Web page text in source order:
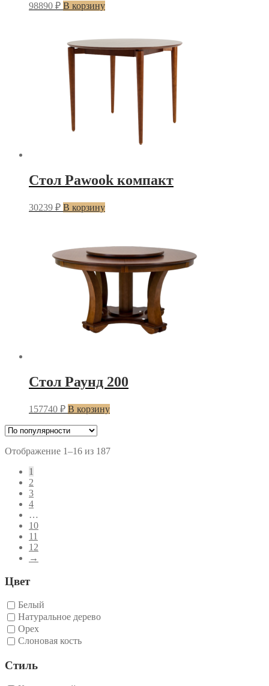
98890 ₽ В корзину
Стол Pawook компакт
30239 ₽ В корзину
Стол Раунд 200
157740 ₽ В корзину
Отображение 1–16 из 187Сортировка:
1
2
3
4
…
10
11
12
→
Цвет
Белый
Натуральное дерево
Орех
Слоновая кость
Стиль